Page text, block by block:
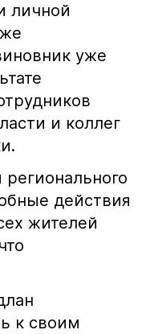
личной
уже
и коллег
действия
жителей
к своим